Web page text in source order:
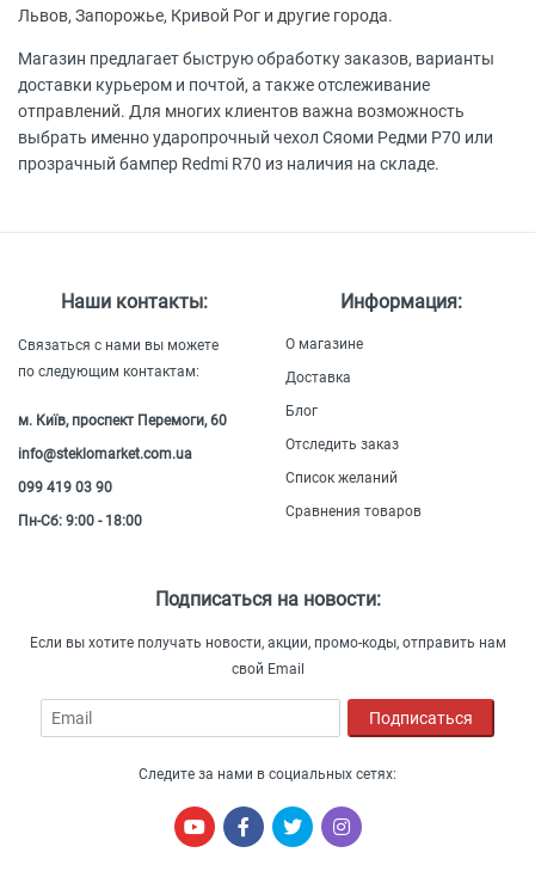
Львов, Запорожье, Кривой Рог и другие города.
Магазин предлагает быструю обработку заказов, варианты
доставки курьером и почтой, а также отслеживание
отправлений. Для многих клиентов важна возможность
выбрать именно ударопрочный чехол Сяоми Редми Р70 или
прозрачный бампер Redmi R70 из наличия на складе.
Наши контакты:
Связаться с нами вы можете
по следующим контактам:
м. Київ, проспект Перемоги, 60
info@steklomarket.com.ua
099 419 03 90
Пн-Сб: 9:00 - 18:00
Информация:
О магазине
Доставка
Блог
Отследить заказ
Список желаний
Сравнения товаров
Подписаться на новости:
Если вы хотите получать новости, акции, промо-коды, отправить нам
свой Email
Email Подписаться
Следите за нами в социальных сетях: